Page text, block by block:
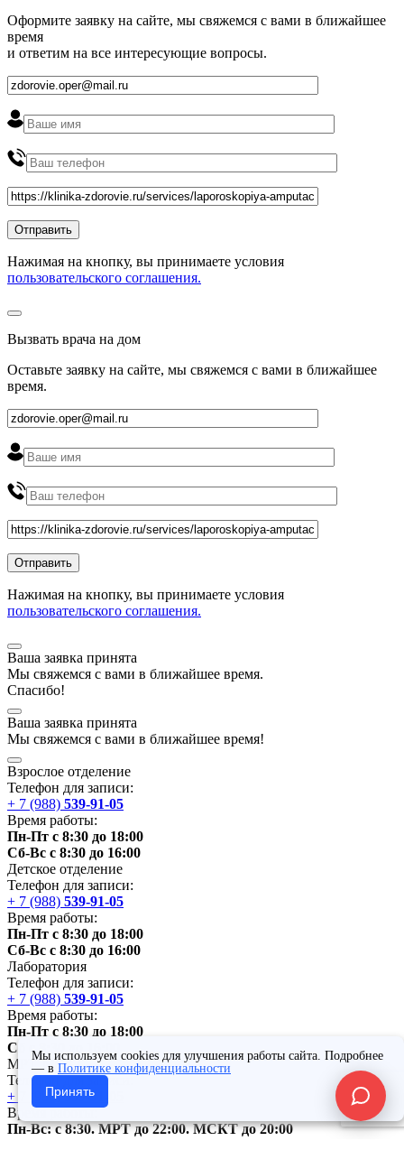
Оформите заявку на сайте, мы свяжемся с вами в ближайшее
время
и ответим на все интересующие вопросы.
Нажимая на кнопку, вы принимаете условия
пользовательского соглашения.
Вызвать врача на дом
Оставьте заявку на сайте, мы свяжемся с вами в ближайшее
время.
Нажимая на кнопку, вы принимаете условия
пользовательского соглашения.
Ваша заявка принята
Мы свяжемся с вами в ближайшее время.
Спасибо!
Ваша заявка принята
Мы свяжемся с вами в ближайшее время!
Взрослое отделение
Телефон для записи:
+ 7 (988) 539-91-05
Время работы:
Пн-Пт с 8:30 до 18:00
Сб-Вс с 8:30 до 16:00
Детское отделение
Телефон для записи:
+ 7 (988) 539-91-05
Время работы:
Пн-Пт с 8:30 до 18:00
Сб-Вс с 8:30 до 16:00
Лаборатория
Телефон для записи:
+ 7 (988) 539-91-05
Время работы:
Пн-Пт с 8:30 до 18:00
Сб с 8:30 до 16:00
МРТ,МСКТ
Телефон для записи:
+ 7 (988)539-91-05
Время работы:
Пн-Вс: с 8:30. МРТ до 22:00.МСКТдо 20:00
Мы используем cookies для улучшения работы сайта. Подробнее
— в Политике конфиденциальности
Принять